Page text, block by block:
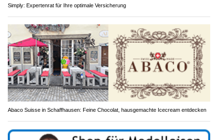
Simply: Expertenrat für Ihre optimale Versicherung
Abaco Suisse in Schaffhausen: Feine Chocolat, hausgemachte Icecream entdecken